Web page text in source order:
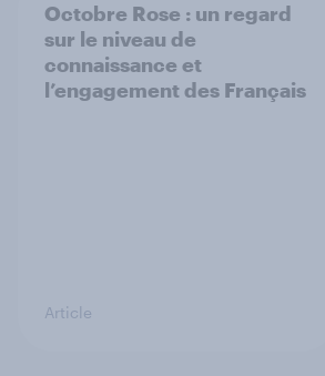
Octobre Rose : un regard
sur le niveau de
connaissance et
l’engagement des Français
Article